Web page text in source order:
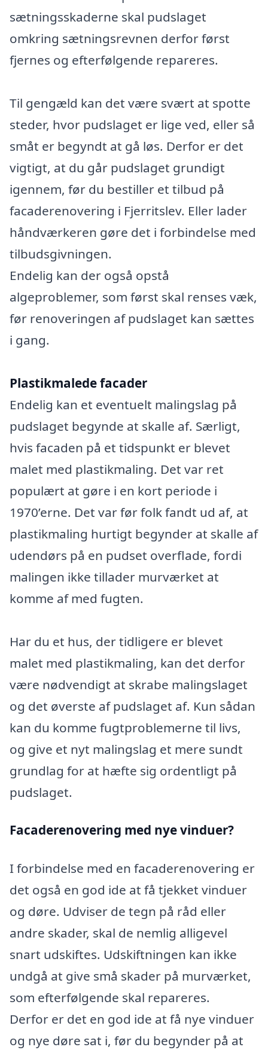
sætningsskaderne skal pudslaget
omkring sætningsrevnen derfor først
fjernes og efterfølgende repareres.
Til gengæld kan det være svært at spotte
steder, hvor pudslaget er lige ved, eller så
småt er begyndt at gå løs. Derfor er det
vigtigt, at du går pudslaget grundigt
igennem, før du bestiller et tilbud på
facaderenovering i Fjerritslev. Eller lader
håndværkeren gøre det i forbindelse med
tilbudsgivningen.
Endelig kan der også opstå
algeproblemer, som først skal renses væk,
før renoveringen af pudslaget kan sættes
i gang.
Plastikmalede facader
Endelig kan et eventuelt malingslag på
pudslaget begynde at skalle af. Særligt,
hvis facaden på et tidspunkt er blevet
malet med plastikmaling. Det var ret
populært at gøre i en kort periode i
1970’erne. Det var før folk fandt ud af, at
plastikmaling hurtigt begynder at skalle af
udendørs på en pudset overflade, fordi
malingen ikke tillader murværket at
komme af med fugten.
Har du et hus, der tidligere er blevet
malet med plastikmaling, kan det derfor
være nødvendigt at skrabe malingslaget
og det øverste af pudslaget af. Kun sådan
kan du komme fugtproblemerne til livs,
og give et nyt malingslag et mere sundt
grundlag for at hæfte sig ordentligt på
pudslaget.
Facaderenovering med nye vinduer?
I forbindelse med en facaderenovering er
det også en god ide at få tjekket vinduer
og døre. Udviser de tegn på råd eller
andre skader, skal de nemlig alligevel
snart udskiftes. Udskiftningen kan ikke
undgå at give små skader på murværket,
som efterfølgende skal repareres.
Derfor er det en god ide at få nye vinduer
og nye døre sat i, før du begynder på at